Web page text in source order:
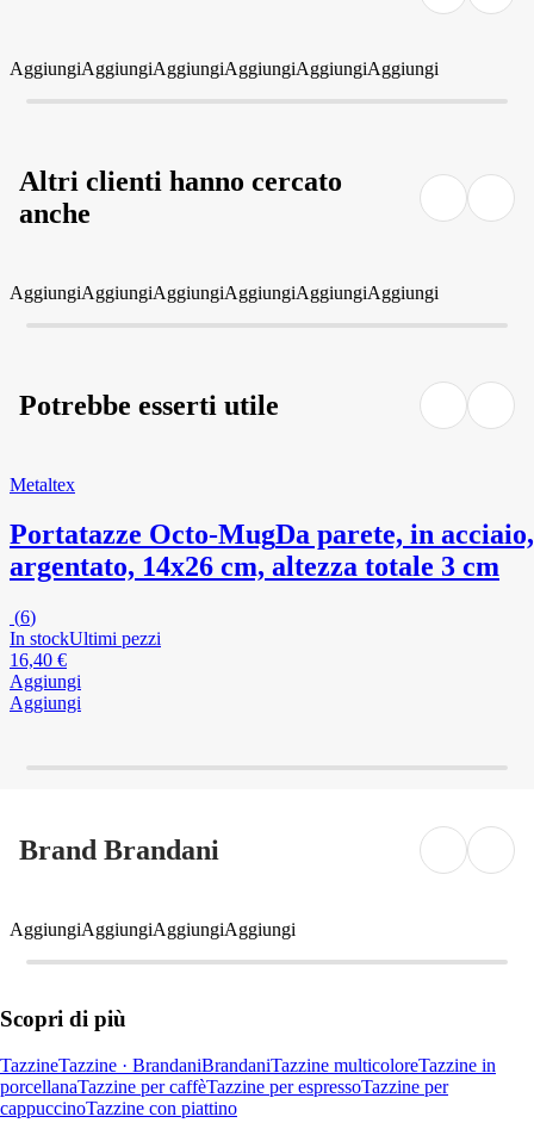
AggiungiAggiungiAggiungiAggiungiAggiungiAggiungi
Altri clienti hanno cercato
anche
AggiungiAggiungiAggiungiAggiungiAggiungiAggiungi
Potrebbe esserti utile
Metaltex
Portatazze Octo-MugDa parete, in acciaio,
argentato, 14x26 cm, altezza totale 3 cm
(6)
In stockUltimi pezzi
16,40 €
Aggiungi
Aggiungi
Brand Brandani
AggiungiAggiungiAggiungiAggiungi
Scopri di più
TazzineTazzine · BrandaniBrandaniTazzine multicoloreTazzine in
porcellanaTazzine per caffèTazzine per espressoTazzine per
cappuccinoTazzine con piattino